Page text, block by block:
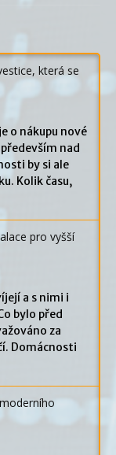
která se
o nákupu nové
nad
by si ale
Kolik času,
pro vyšší
a s nimi i
bylo před
za
Domácnosti